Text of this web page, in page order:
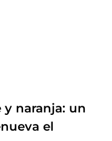
naranja: un
el